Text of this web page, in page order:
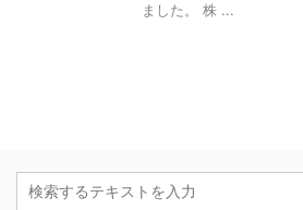
ました。 株 ...